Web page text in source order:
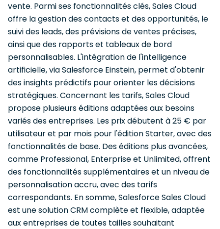
vente. Parmi ses fonctionnalités clés, Sales Cloud
offre la gestion des contacts et des opportunités, le
suivi des leads, des prévisions de ventes précises,
ainsi que des rapports et tableaux de bord
personnalisables. L'intégration de l'intelligence
artificielle, via Salesforce Einstein, permet d'obtenir
des insights prédictifs pour orienter les décisions
stratégiques. Concernant les tarifs, Sales Cloud
propose plusieurs éditions adaptées aux besoins
variés des entreprises. Les prix débutent à 25 € par
utilisateur et par mois pour l'édition Starter, avec des
fonctionnalités de base. Des éditions plus avancées,
comme Professional, Enterprise et Unlimited, offrent
des fonctionnalités supplémentaires et un niveau de
personnalisation accru, avec des tarifs
correspondants. En somme, Salesforce Sales Cloud
est une solution CRM complète et flexible, adaptée
aux entreprises de toutes tailles souhaitant